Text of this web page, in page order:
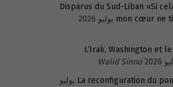
Disparus du Sud-Liban «Si
mon cœur ne
L’Irak, Washington et
Walid Sinno
La reconfiguration du 12 يوليو